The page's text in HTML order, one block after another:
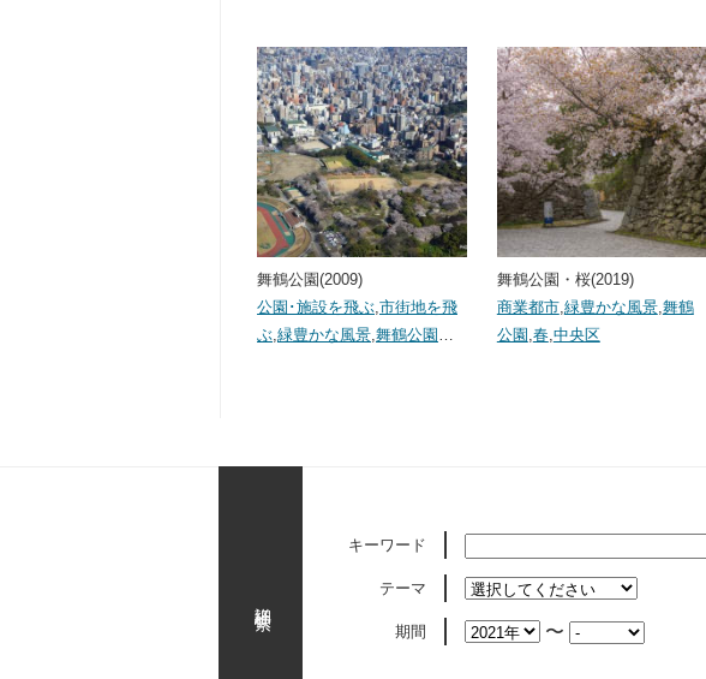
舞鶴公園(2009)
公園･施設を飛ぶ 市街地を飛
ぶ 緑豊かな風景 舞鶴公園
舞鶴公園・桜(2019)
商業都市, 緑豊かな風景, 舞鶴
公園 春, 中央区
キーワード
テーマ
期間 〜